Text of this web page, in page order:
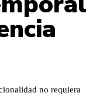
no requiera